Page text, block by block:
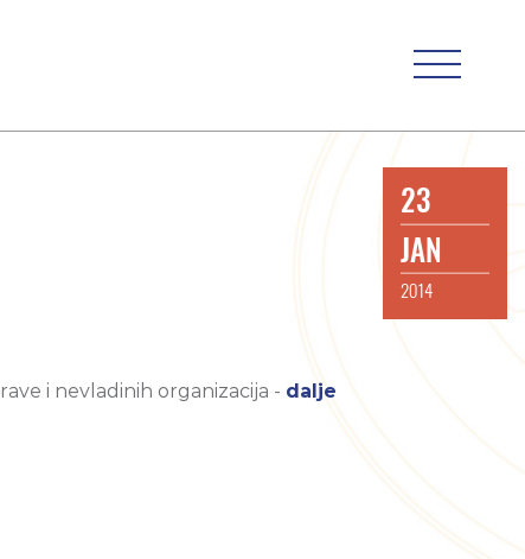
23
JAN
2014
i nevladinih organizacija - dalje